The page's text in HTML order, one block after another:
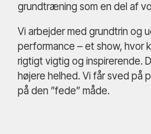
grundtræning som en del af
Vi arbejder med grundtrin og
performance – et show, hvor
rigtigt vigtig og inspirerende.
højere helhed. Vi får sved på
på den ”fede” måde.